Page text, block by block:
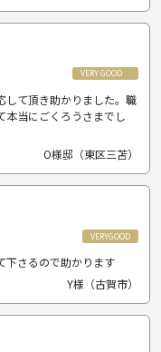
VERY GOOD
して頂き助かりました。職
本当にごくろうさまでし
O様邸（東区三苫）
VERYGOOD
下さるので助かります
Y様（古賀市）